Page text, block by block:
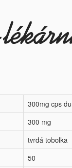
300mg cps
300 mg
tvrdá tobolka
50